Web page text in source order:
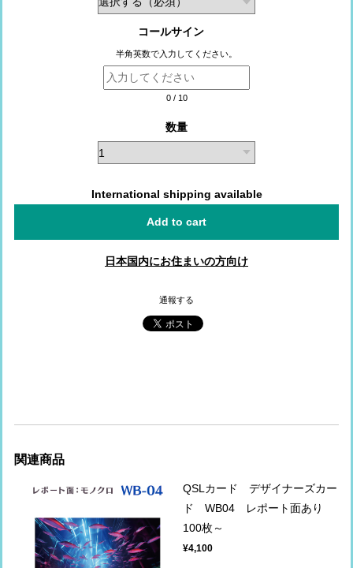
コールサイン
半角英数で入力してください。
0/ 10
数量
International shipping available
Add to cart
日本国内にお住まいの方向け
通報する
関連商品
QSLカード デザイナーズカー
ド WB04 レポート面あり
100枚～
¥4,100